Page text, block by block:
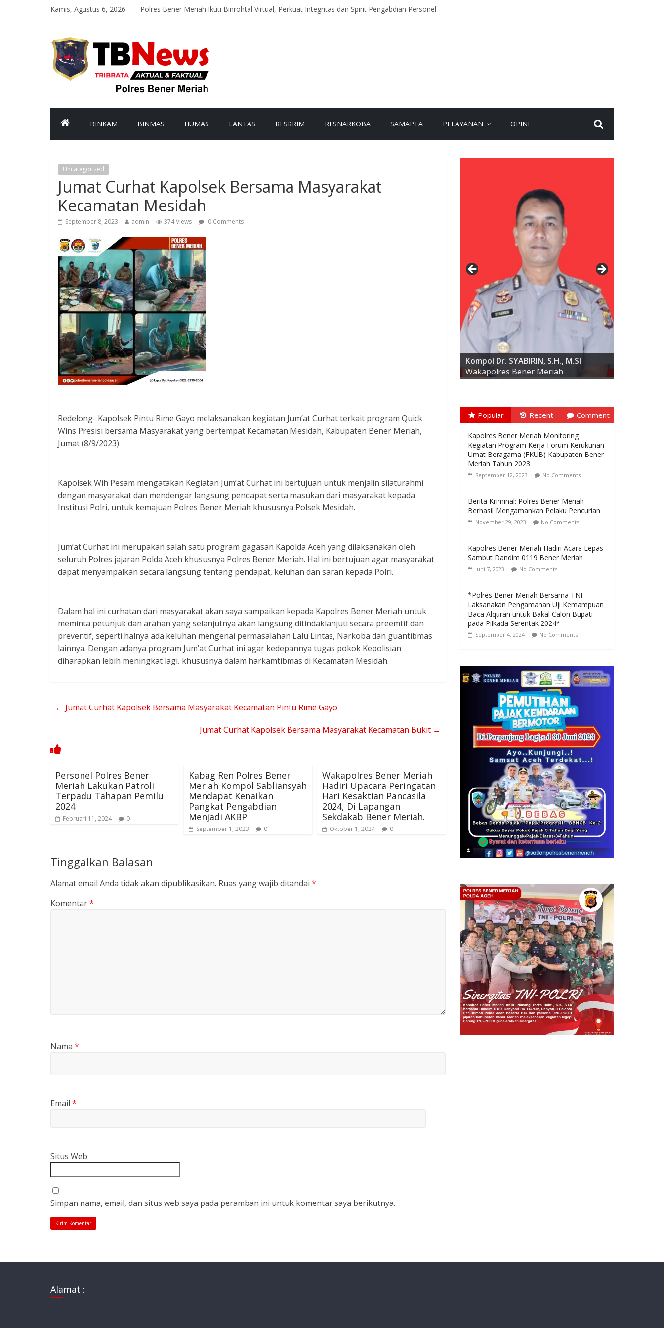
Kamis, Agustus 6, 2026
Polres Bener Meriah Ikuti Binrohtal Virtual, Perkuat Integritas dan Spirit Pengabdian Personel
Polsek Pintu Rime Gayo Pantau Akses Jalan dan Jembatan Pascabanjir, Arus Lalu Lintas Diberlakukan Buka Tutup
Polsubsektor Gajah Putih Data Lahan Produktif dan Tanam Jagung, Dukung Ketahanan Pangan Nasional
BINKAM BINMAS HUMAS LANTAS RESKRIM RESNARKOBA SAMAPTA PELAYANAN OPINI
Uncategorized
Jumat Curhat Kapolsek Bersama Masyarakat
Kecamatan Mesidah
September 8, 2023 admin 374 Views 0 Comments
Redelong- Kapolsek Pintu Rime Gayo melaksanakan kegiatan Jum’at Curhat terkait program Quick
Wins Presisi bersama Masyarakat yang bertempat Kecamatan Mesidah, Kabupaten Bener Meriah,
Jumat (8/9/2023)
Kapolsek Wih Pesam mengatakan Kegiatan Jum’at Curhat ini bertujuan untuk menjalin silaturahmi
dengan masyarakat dan mendengar langsung pendapat serta masukan dari masyarakat kepada
Institusi Polri, untuk kemajuan Polres Bener Meriah khususnya Polsek Mesidah.
Jum’at Curhat ini merupakan salah satu program gagasan Kapolda Aceh yang dilaksanakan oleh
seluruh Polres jajaran Polda Aceh khususnya Polres Bener Meriah. Hal ini bertujuan agar masyarakat
dapat menyampaikan secara langsung tentang pendapat, keluhan dan saran kepada Polri.
Dalam hal ini curhatan dari masyarakat akan saya sampaikan kepada Kapolres Bener Meriah untuk
meminta petunjuk dan arahan yang selanjutnya akan langsung ditindaklanjuti secara preemtif dan
preventif, seperti halnya ada keluhan mengenai permasalahan Lalu Lintas, Narkoba dan guantibmas
lainnya. Dengan adanya program Jum’at Curhat ini agar kedepannya tugas pokok Kepolisian
diharapkan lebih meningkat lagi, khususnya dalam harkamtibmas di Kecamatan Mesidah.
← Jumat Curhat Kapolsek Bersama Masyarakat Kecamatan Pintu Rime Gayo
Jumat Curhat Kapolsek Bersama Masyarakat Kecamatan Bukit →
Personel Polres Bener
Meriah Lakukan Patroli
Terpadu Tahapan Pemilu
2024
Februari 11, 2024 0
Kabag Ren Polres Bener
Meriah Kompol Sabliansyah
Mendapat Kenaikan
Pangkat Pengabdian
Menjadi AKBP
September 1, 2023 0
Wakapolres Bener Meriah
Hadiri Upacara Peringatan
Hari Kesaktian Pancasila
2024, Di Lapangan
Sekdakab Bener Meriah.
Oktober 1, 2024 0
Tinggalkan Balasan
Alamat email Anda tidak akan dipublikasikan. Ruas yang wajib ditandai *
Komentar*
Nama *
Email *
Situs Web
Simpan nama, email, dan situs web saya pada peramban ini untuk komentar saya berikutnya.
AKBP ARIS CAI DWI SUSANTO S.I.K.,
M.I.K
Kompol Dr. SYABIRIN, S.H., M.SI
Wakapolres Bener Meriah
Popular Recent Comment
Kapolres Bener Meriah Monitoring
Kegiatan Program Kerja Forum Kerukunan
Umat Beragama (FKUB) Kabupaten Bener
Meriah Tahun 2023
September 12, 2023 No Comments
Berita Kriminal: Polres Bener Meriah
Berhasil Mengamankan Pelaku Pencurian
November 29, 2023 No Comments
Kapolres Bener Meriah Hadiri Acara Lepas
Sambut Dandim 0119 Bener Meriah
Juni 7, 2023 No Comments
*Polres Bener Meriah Bersama TNI
Laksanakan Pengamanan Uji Kemampuan
Baca Alquran untuk Bakal Calon Bupati
pada Pilkada Serentak 2024*
September 4, 2024 No Comments
Alamat :